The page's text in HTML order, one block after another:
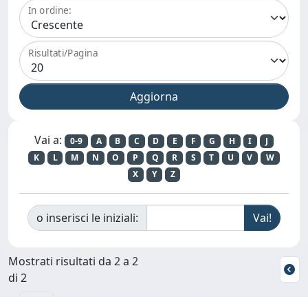
In ordine:
Risultati/Pagina
Vai a: 0-9 A B C D E F G H I
J
K
L M N O P Q R S T U V
W
X
Y Z
o inserisci le iniziali:
Mostrati risultati da 2 a 2
di 2